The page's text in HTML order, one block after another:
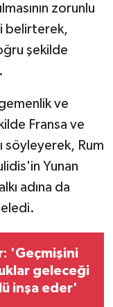
zorunlu
belirterek,
şekilde
ve
Fransa ve
söyleyerek, Rum
Yunan
adına da
'Geçmişini
geleceği
inşa eder'